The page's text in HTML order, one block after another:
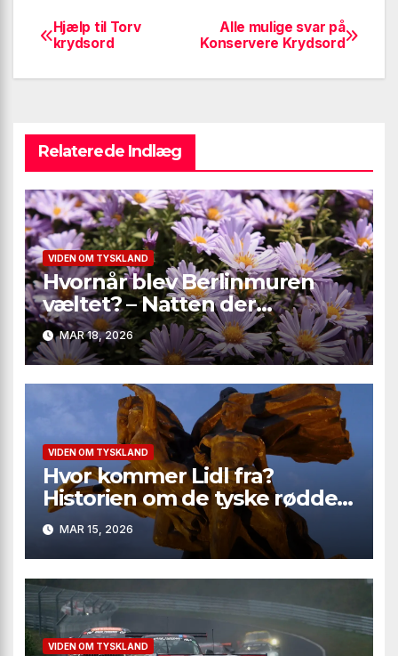
Indlægsnavigation
Alle mulige svar på
Konservere Krydsord
Hjælp til Torv
krydsord
Relaterede Indlæg
VIDEN OM TYSKLAND
Hvornår blev Berlinmuren
væltet? – Natten der
ændrede verden
MAR 18, 2026
VIDEN OM TYSKLAND
Hvor kommer Lidl fra?
Historien om de tyske rødder
bag en global discount-
kæmpe
MAR 15, 2026
VIDEN OM TYSKLAND